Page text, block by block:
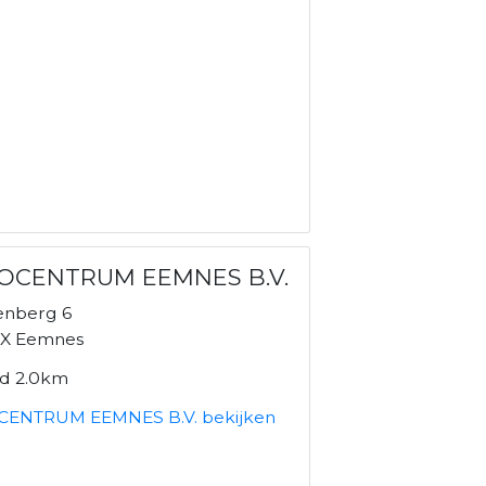
EEMNES B.V.
6
Eemnes
2.0km
EEMNES B.V. bekijken